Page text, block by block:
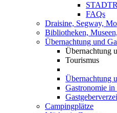
FAQs
Draisine, Segway,
Bibliotheken,
Übernachtung und
Übernachtung
Tourismus
Übernachtung
Gastronomie in
Campingplätze